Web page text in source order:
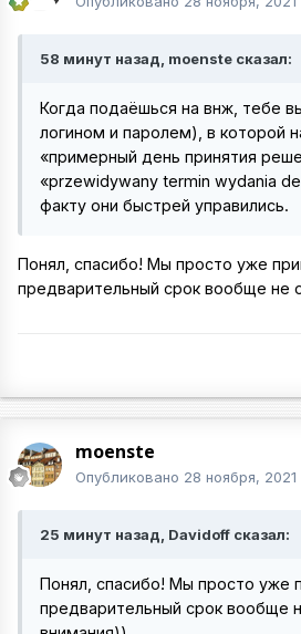
58 минут назад, moenste сказал:
Когда подаёшься на внж, тебе
логином и паролем), в которой
«примерный день принятия
«przewidywany termin wydania
факту они быстрей управились.
Понял, спасибо! Мы просто уже
предварительный срок вообще не
moenste
Опубликовано 28 ноября, 2021
25 минут назад, Davidoff сказал:
Понял, спасибо! Мы просто уже
предварительный срок вообще